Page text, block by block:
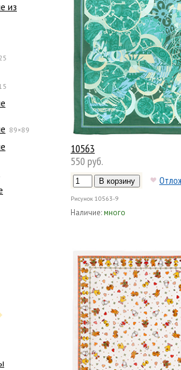
из
89×89
10563
550 руб.
Рисунок 10563-9
Наличие:много